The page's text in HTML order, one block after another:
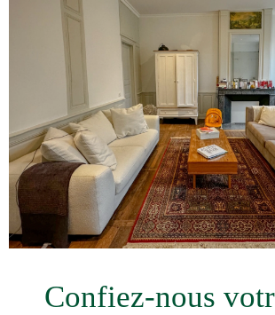
Confiez-nous